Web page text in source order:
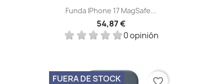
Funda IPhone 17 MagSafe...
54,87 €
0 opinión
FUERA DE STOCK